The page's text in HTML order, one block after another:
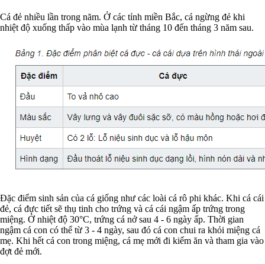
Cá đẻ nhiều lần trong năm. Ở các tỉnh miền Bắc, cá ngừng đẻ khi
nhiệt độ xuống thấp vào mùa lạnh từ tháng 10 đến tháng 3 năm sau.
Đặc điểm sinh sản của cá giống như các loài cá rô phi khác. Khi cá cái
đẻ, cá đực tiết sẽ thụ tinh cho trứng và cá cái ngậm ấp trứng trong
miệng. Ở nhiệt độ 30°C, trứng cá nở sau 4 - 6 ngày ấp. Thời gian
ngậm cá con có thể từ 3 - 4 ngày, sau đó cá con chui ra khỏi miệng cá
mẹ. Khi hết cá con trong miệng, cá mẹ mới đi kiếm ăn và tham gia vào
đợt đẻ mới.